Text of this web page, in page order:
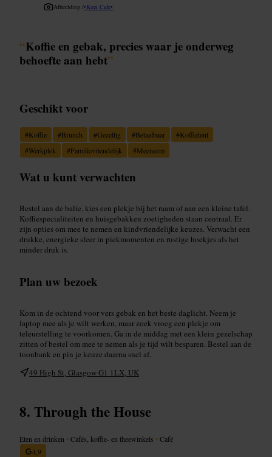
Afbeelding /•Kozi Cafe•
“Koffie en gebak, precies waar je onderweg
behoefte aan hebt”
Geschikt voor
#Koffie #Brunch #Gezellig #Betaalbaar #Koffietent
#Werkplek #Familievriendelijk #Meeneem
Wat u kunt verwachten
Bestel aan de balie, kies een plekje bij het raam of aan een kleine tafel.
Koffiespecialiteiten en huisgebakken zoetigheden staan centraal. Er
zijn opties om mee te nemen en kindvriendelijke keuzes. Verwacht een
drukke, energieke sfeer in piekmomenten en rustige hoekjes als het
minder druk is.
Plan uw bezoek
Kom in de ochtend voor vers gebak en het beste daglicht. Neem je
laptop mee als je wilt werken, maar zoek vroeg een plekje om
teleurstelling te voorkomen. Ga in de middag met een klein gezelschap
zitten of bestel om mee te nemen als je tijd wilt besparen. Bestel aan de
toonbank en pin je keuze daarna snel af.
49 High St, Glasgow G1 1LX, UK
Through the House
Eten en drinken •Cafés, koffie- en theewinkels •Café
4,9